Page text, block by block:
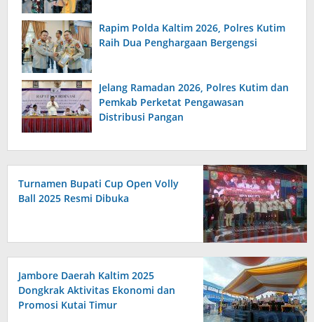
Rapim Polda Kaltim 2026, Polres Kutim
Raih Dua Penghargaan Bergengsi
Jelang Ramadan 2026, Polres Kutim dan
Pemkab Perketat Pengawasan
Distribusi Pangan
Turnamen Bupati Cup Open Volly
Ball 2025 Resmi Dibuka
Jambore Daerah Kaltim 2025
Dongkrak Aktivitas Ekonomi dan
Promosi Kutai Timur